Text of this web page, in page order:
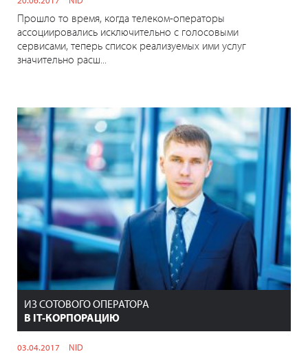
Прошло то время, когда телеком-операторы
ассоциировались исключительно с голосовыми
сервисами, теперь список реализуемых ими услуг
значительно расш...
ИЗ СОТОВОГО ОПЕРАТОРА
В IT-КОРПОРАЦИЮ
03.04.2017 NID